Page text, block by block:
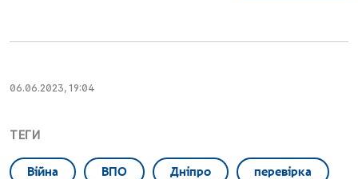
06.06.2023, 19:04
ТЕГИ
Війна ВПО Дніпро перевірка